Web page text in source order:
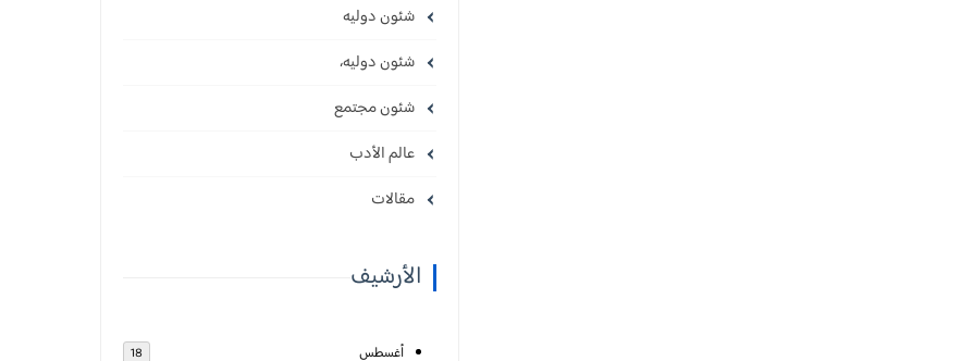
شئون دوليه
شئون دوليه،
شئون مجتمع
عالم الأدب
مقالات
الأرشيف
أغسطس 18